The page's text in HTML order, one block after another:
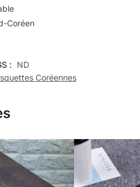
Coréen
:
ND
Coréennes